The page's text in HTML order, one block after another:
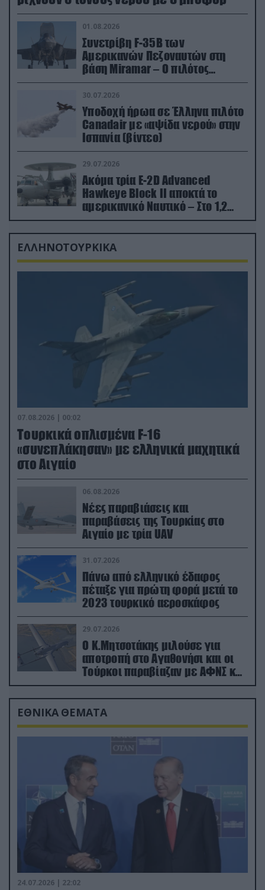
01.08.2026
Συνετρίβη F-35B των
Αμερικανών Πεζοναυτών στη
βάση Miramar – Ο πιλότος
εκτινάχθηκε εγκαίρως
30.07.2026
Υποδοχή ήρωα σε Έλληνα πιλότο
Canadair με «αψίδα νερού» στην
Ισπανία (βίντεο)
29.07.2026
Ακόμα τρία E-2D Advanced
Hawkeye Block II αποκτά το
αμερικανικό Ναυτικό – Στο 1,2
δισ.δολάρια το κόστος
ΕΛΛΗΝΟΤΟΥΡΚΙΚΑ
07.08.2026 | 00:02
Τουρκικά οπλισμένα F-16
«συνεπλάκησαν» με ελληνικά μαχητικά
στο Αιγαίο
06.08.2026
Νέες παραβιάσεις και
παραβάσεις της Τουρκίας στο
Αιγαίο με τρία UAV
31.07.2026
Πάνω από ελληνικό έδαφος
πέταξε για πρώτη φορά μετά το
2023 τουρκικό αεροσκάφος
29.07.2026
Ο Κ.Μητσοτάκης μιλούσε για
αποτροπή στο Αγαθονήσι και οι
Τούρκοι παραβίαζαν με ΑΦΝΣ και
drone
ΕΘΝΙΚΑ ΘΕΜΑΤΑ
24.07.2026 | 22:02